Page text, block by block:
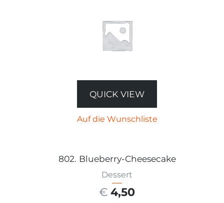
QUICK VIEW
Auf die Wunschliste
802. Blueberry-Cheesecake
Dessert
€ 4,50